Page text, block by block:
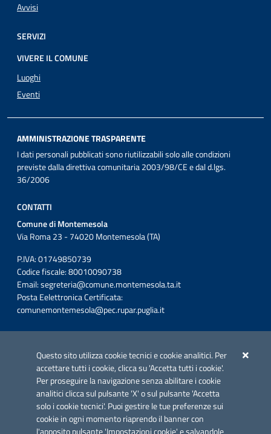
Questo sito utilizza cookie tecnici e cookie analitici. Per
accettare tutti i cookie, clicca su 'Accetta tutti i cookie'.
Per proseguire la navigazione senza abilitare i cookie
analitici clicca sul pulsante 'X' o sul pulsante 'Accetta
solo i cookie tecnici'. Puoi gestire le tue preferenze sui
cookie in ogni momento riaprendo il banner con
Avvisi
SERVIZI
VIVERE IL COMUNE
Luoghi
Eventi
AMMINISTRAZIONE TRASPARENTE
I dati personali pubblicati sono riutilizzabili solo alle condizioni
previste dalla direttiva comunitaria 2003/98/CE e dal d.lgs.
36/2006
CONTATTI
Comune di Montemesola
Via Roma 23 - 74020 Montemesola (TA)
P.IVA: 01749850739
Codice fiscale: 80010090738
Email:segreteria@comune.montemesola.ta.it
Posta Eelettronica Certificata:
comunemontemesola@pec.rupar.puglia.it
Azione 2.3.
Link utili